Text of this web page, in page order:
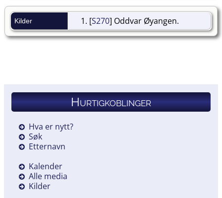
Kilder [S270] Oddvar Øyangen.
Hurtigkoblinger
Hva er nytt?
Søk
Etternavn
Kalender
Alle media
Kilder